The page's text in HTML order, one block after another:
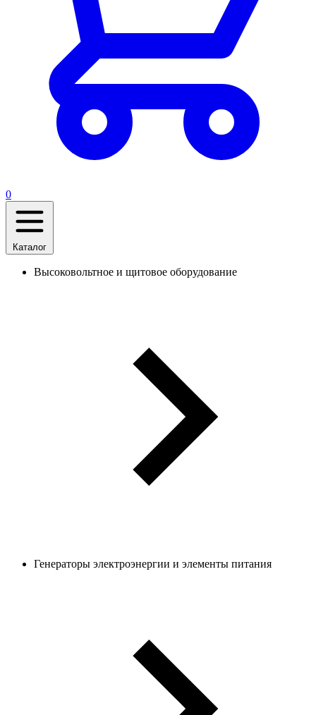
0
Каталог
Высоковольтное и щитовое оборудование
Генераторы электроэнергии и элементы питания